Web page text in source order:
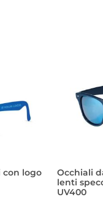
con logo
Occhiali
lenti
UV400